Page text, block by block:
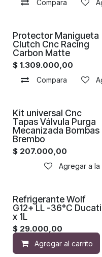
Compara
Proximamente
Protector Manigueta
Clutch Cnc Racing
Carbon Matte
$ 1.309.000,00
Compara
Proximamente
Kit universal Cnc
Tapas Válvula Purga
Mecanizada Bombas
Brembo
$ 207.000,00
Agregar a
Refrigerante Wolf
G12+ LL -36°C Ducati
x 1L
$ 29.000,00
Agregar al carrito